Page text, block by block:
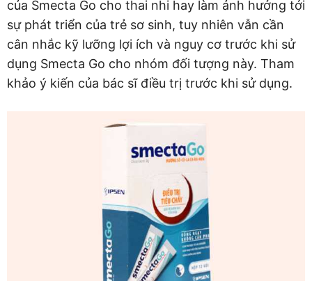
của Smecta Go cho thai nhi hay làm ảnh hưởng tới
sự phát triển của trẻ sơ sinh, tuy nhiên vẫn cần
cân nhắc kỹ lưỡng lợi ích và nguy cơ trước khi sử
dụng Smecta Go cho nhóm đối tượng này. Tham
khảo ý kiến của bác sĩ điều trị trước khi sử dụng.